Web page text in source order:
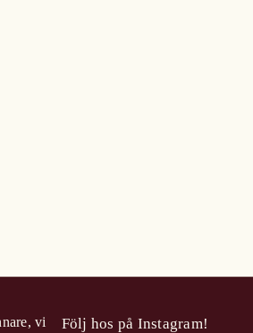
vi
Följ hos på Instagram!